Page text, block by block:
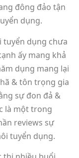
đông đảo tận
dụng.
tuyển dụng chưa
ấy mang khả
dụng mang lại
& tôn trọng gia
sự đon đả &
là một trong
reviews sự
tuyển dụng.